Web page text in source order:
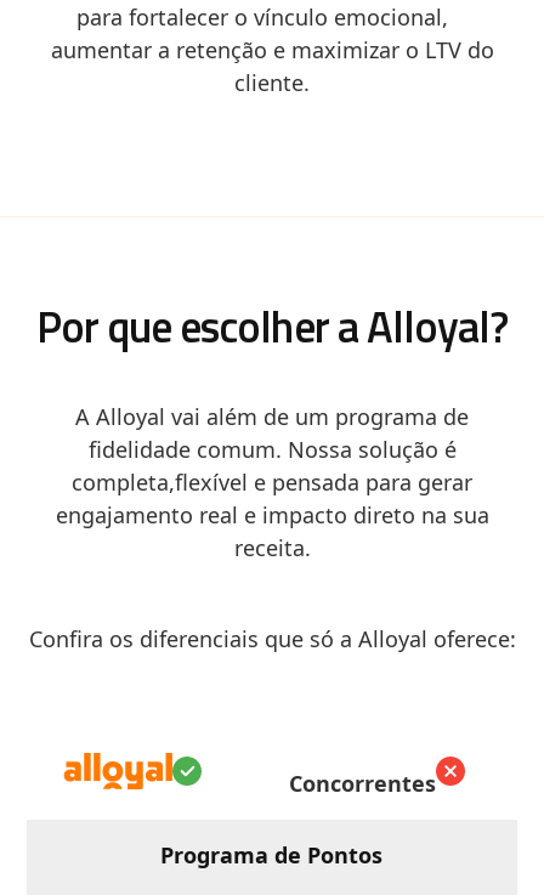
para fortalecer o vínculo emocional,
aumentar a retenção e maximizar o LTV do
cliente.
Por que escolher a Alloyal?
A Alloyal vai além de um programa de
fidelidade comum. Nossa solução é
completa,flexível e pensada para gerar
engajamento real e impacto direto na sua
receita.
Confira os diferenciais que só a Alloyal oferece:
Concorrentes
Programa de Pontos